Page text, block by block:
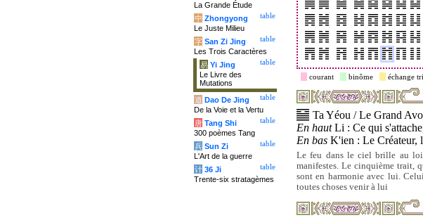
courant binôme échange
Ta Yéou / Le Grand
En hautLi : Ce qui
En bas K'ien : Le Créateur,
Le feu dans le ciel brille au
manifestes. Le cinquième trait,
sont en harmonie avec lui.
toutes choses venir à lui
La Grande Étude
table
中 Zhongyong
Le Juste Milieu
table
字 San Zi Jing
Les Trois Caractères
table
易 Yi Jing
Le Livre des
Mutations
table
道 Dao De Jing
De la Voie et la Vertu
table
唐 Tang Shi
300 poèmes Tang
table
兵 Sun Zi
L'Art de la guerre
table
计 36 Ji
Trente-six stratagèmes